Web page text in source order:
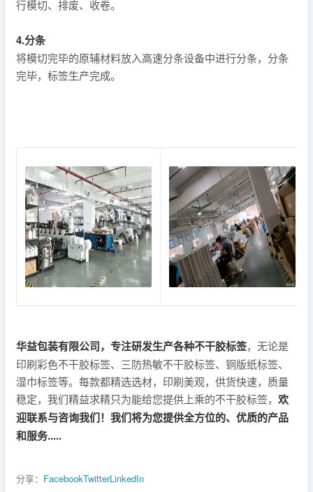
行模切、排废、收卷。
4.分条
将模切完毕的原辅材料放入高速分条设备中进行分条，分条
完毕，标签生产完成。
华益包装有限公司，专注研发生产各种不干胶标签，无论是
印刷彩色不干胶标签、三防热敏不干胶标签、铜版纸标签、
湿巾标签等。每款都精选选材，印刷美观，供货快速，质量
稳定，我们精益求精只为能给您提供上乘的不干胶标签， 欢
迎联系与咨询我们！我们将为您提供全方位的、优质的产品
和服务.....
分享： FacebookTwitterLinkedIn